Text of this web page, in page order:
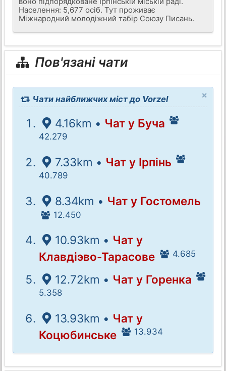
Населення: 5,677 осіб. Тут проживає
Міжнародний молодіжний табір Союзу Писань.
Пов'язані чати
×
Чати найближчих міст до Vorzel
4.16km • Чат у Буча
42.279
7.33km • Чат у Ірпінь
40.789
8.34km • Чат у Гостомель
12.450
10.93km • Чат у
Клавдіэво-Тарасове
4.685
12.72km • Чат у Горенка
5.358
13.93km • Чат у
Коцюбинське
13.934